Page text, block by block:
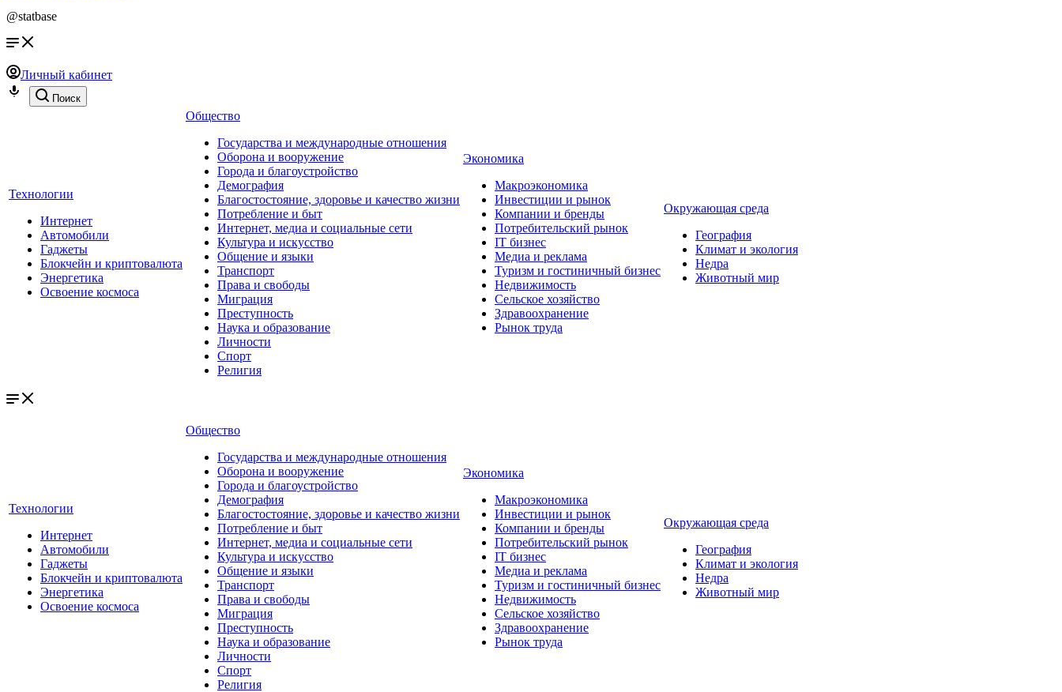
@statbase
Личный кабинет
Поиск
Технологии
Интернет
Автомобили
Гаджеты
Блокчейн и криптовалюта
Энергетика
Освоение космоса
Общество
Государства и международные отношения
Оборона и вооружение
Города и благоустройство
Демография
Благостостояние, здоровье и качество жизни
Потребление и быт
Интернет, медиа и социальные сети
Культура и искусство
Общение и языки
Транспорт
Права и свободы
Миграция
Преступность
Наука и образование
Личности
Спорт
Религия
Экономика
Макроэкономика
Инвестиции и рынок
Компании и бренды
Потребительский рынок
IT бизнес
Медиа и реклама
Туризм и гостиничный бизнес
Недвижимость
Сельское хозяйство
Здравоохранение
Рынок труда
Окружающая среда
География
Климат и экология
Недра
Животный мир
Технологии
Интернет
Автомобили
Гаджеты
Блокчейн и криптовалюта
Энергетика
Освоение космоса
Общество
Государства и международные отношения
Оборона и вооружение
Города и благоустройство
Демография
Благостостояние, здоровье и качество жизни
Потребление и быт
Интернет, медиа и социальные сети
Культура и искусство
Общение и языки
Транспорт
Права и свободы
Миграция
Преступность
Наука и образование
Личности
Спорт
Религия
Экономика
Макроэкономика
Инвестиции и рынок
Компании и бренды
Потребительский рынок
IT бизнес
Медиа и реклама
Туризм и гостиничный бизнес
Недвижимость
Сельское хозяйство
Здравоохранение
Рынок труда
Окружающая среда
География
Климат и экология
Недра
Животный мир